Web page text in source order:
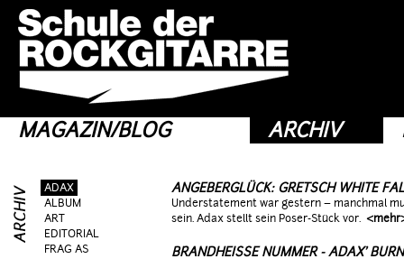
MAGAZIN/BLOG ARCHIV
ADAX
ALBUM
ART
EDITORIAL
FRAG AS
ANGEBERGLÜCK: GRETSCH WHITE
Understatement war gestern – manchmal
sein. Adax stellt sein Poser-Stück vor.
BRANDHEISSE NUMMER - ADAX' BURNS